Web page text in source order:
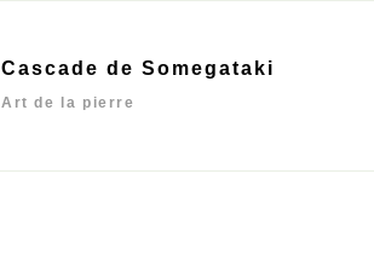
Cascade de Somegataki
Art de la pierre